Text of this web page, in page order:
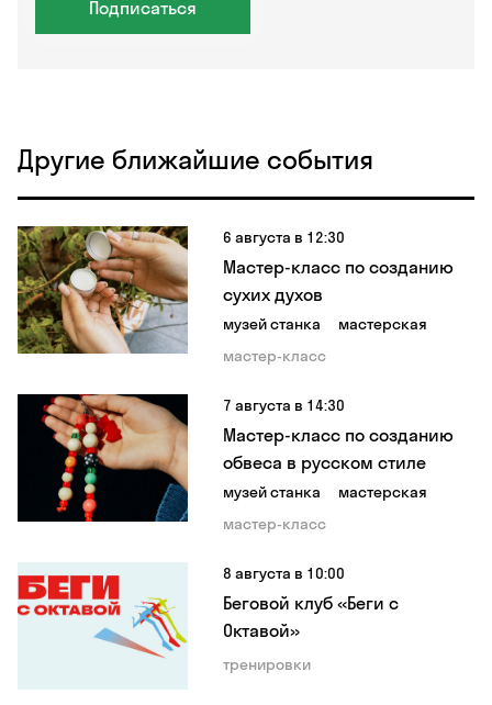
Подписаться
Другие ближайшие события
6 августа в 12:30
Мастер-класс по созданию
сухих духов
музей станка
мастерская
мастер-класс
7 августа в 14:30
Мастер-класс по созданию
обвеса в русском стиле
музей станка
мастерская
мастер-класс
8 августа в 10:00
Беговой клуб «Беги с
Октавой»
тренировки